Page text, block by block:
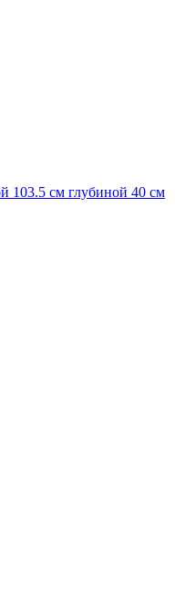
103.5 см глубиной 40 см